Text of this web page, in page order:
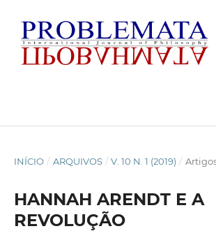
INÍCIO / ARQUIVOS / V. 10 N. 1 (2019) /
HANNAH ARENDT E A
REVOLUÇÃO